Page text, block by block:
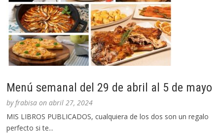
Menú semanal del 29 de abril al 5 de mayo
byfrabisa onabril 27, 2024
MIS LIBROS PUBLICADOS, cualquiera de los dos son un regalo
perfecto si te...